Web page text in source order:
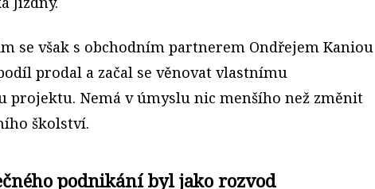
se však s obchodním partnerem Ondře­jem Kaniou
prodal a začal se věnovat vlastnímu
projektu. Nemá v úmyslu nic menšího než změnit
školství.
podnikání byl jako rozvod